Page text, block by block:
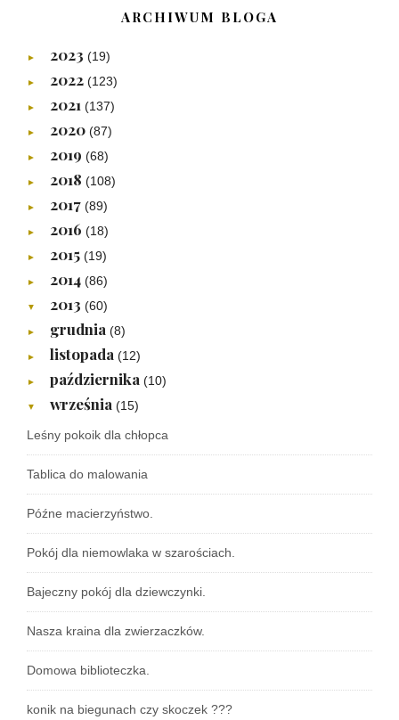
ARCHIWUM BLOGA
► 2023 (19)
► 2022 (123)
► 2021 (137)
► 2020 (87)
► 2019 (68)
► 2018 (108)
► 2017 (89)
► 2016 (18)
► 2015 (19)
► 2014 (86)
▼ 2013 (60)
► grudnia (8)
► listopada (12)
► października (10)
▼ września (15)
Leśny pokoik dla chłopca
Tablica do malowania
Późne macierzyństwo.
Pokój dla niemowlaka w szarościach.
Bajeczny pokój dla dziewczynki.
Nasza kraina dla zwierzaczków.
Domowa biblioteczka.
konik na biegunach czy skoczek ???